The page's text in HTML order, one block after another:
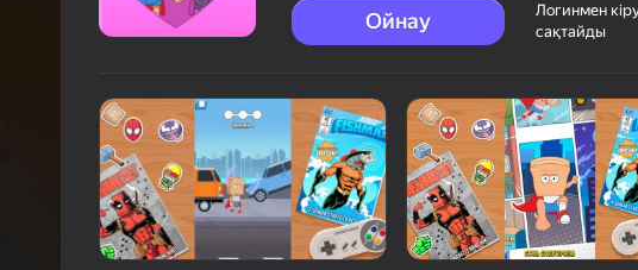
66 Яндекс Ойындарының
4,0 Ойыншыларды
Ойнау
Логинмен
сақтайды